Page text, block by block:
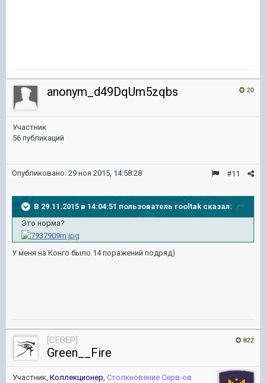
20
anonym_d49DqUm5zqbs
Участник
56 публикаций
#11
Опубликовано: 29 ноя 2015, 14:58:28
В 29.11.2015 в 14:04:51 пользователь rooltak сказал:
Это норма?
У меня на Конго было 14 поражений подряд)
822
[CEBEP]
Green__Fire
Участник, Коллекционер, Столкновение Серв-ов